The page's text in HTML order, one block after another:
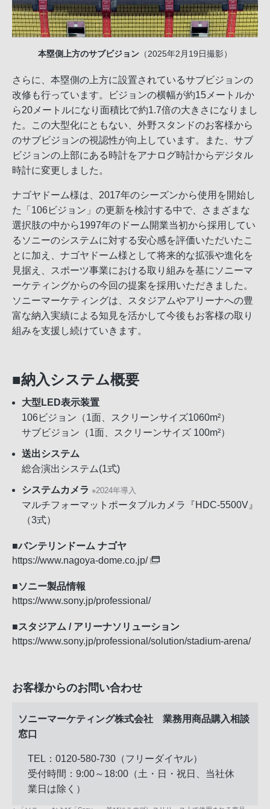
本塁側上方のサブビジョン （2025年2月19日撮影）
さらに、本塁側の上方に設置されているサブビジョンの
改修も行っています。ビジョンの横幅が約15メートルか
ら20メートルになり面積比で約1.7倍の大きさになりまし
た。この大型化にともない、外野スタンドのお客様から
のサブビジョンの視認性が向上しています。また、サブ
ビジョンの上部にある時計をアナログ時計からデジタル
時計に変更しました。
ナゴヤドーム様は、2017年のシーズンから使用を開始し
た「106ビジョン」の更新を検討する中で、さまざまな
選択肢の中から1997年のドーム開業当初から採用してい
るソニーのシステムに対する安心感を評価いただいたこ
とに加え、ナゴヤドーム様として将来的な拡張や進化を
見据え、スポーツ事業における取り組みを基にソニーマ
ーケティングからの今回の提案を採用いただきました。
ソニーマーケティングは、スタジアムやアリーナへの豊
富な納入実績による知見を活かして今後もお客様の取り
組みを支援し続けていきます。
■納入システム概要
大型LED表示装置
106ビジョン（1面、スクリーンサイズ1060m²）
サブビジョン（1面、スクリーンサイズ 100m²）
送出システム
総合演出システム(1式)
システムカメラ ※2024年導入
マルチフォーマットポータブルカメラ『HDC-5500V』
（3式）
■バンテリンドーム ナゴヤ
https://www.nagoya-dome.co.jp/
■ソニー製品情報
https://www.sony.jp/professional/
■スタジアム / アリーナソリューション
https://www.sony.jp/professional/solution/stadium-arena/
お客様からのお問い合わせ
ソニーマーケティング株式会社 業務用商品購入相談
窓口
TEL：0120-580-730（フリーダイヤル）
受付時間：9:00～18:00（土・日・祝日、当社休
業日は除く）